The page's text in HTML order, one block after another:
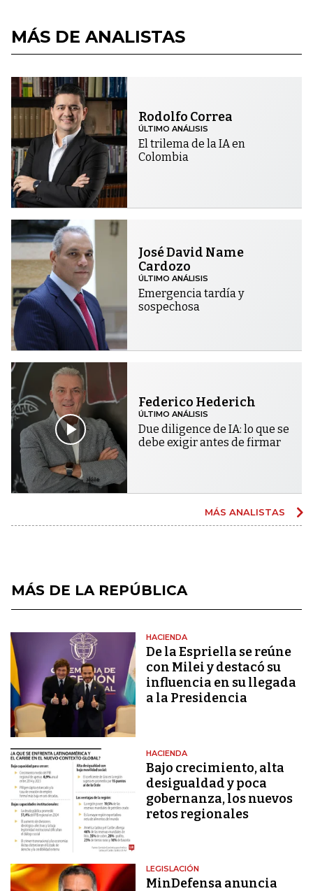
MÁS DE ANALISTAS
Rodolfo Correa
ÚLTIMO ANÁLISIS
El trilema de la IA en
Colombia
José David Name
Cardozo
ÚLTIMO ANÁLISIS
Emergencia tardía y
sospechosa
Federico Hederich
ÚLTIMO ANÁLISIS
Due diligence de IA: lo que se
debe exigir antes de firmar
MÁS ANALISTAS
MÁS DE LA REPÚBLICA
HACIENDA
De la Espriella se reúne
con Milei y destacó su
influencia en su llegada
a la Presidencia
HACIENDA
Bajo crecimiento, alta
desigualdad y poca
gobernanza, los nuevos
retos regionales
LEGISLACIÓN
MinDefensa anuncia